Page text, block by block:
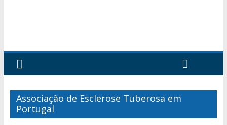
Associação de Esclerose Tuberosa em
Portugal